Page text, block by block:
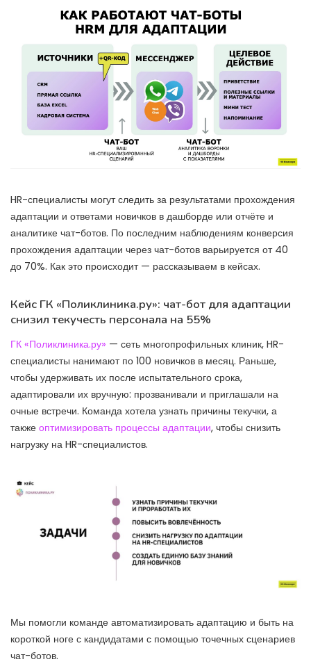
HR-специалисты могут следить за результатами прохождения
адаптации и ответами новичков в дашборде или отчёте и
аналитике чат-ботов. По последним наблюдениям конверсия
прохождения адаптации через чат-ботов варьируется от 40
до 70%. Как это происходит — рассказываем в кейсах.
Кейс ГК «Поликлиника.ру»: чат-бот для адаптации
снизил текучесть персонала на 55%
ГК «Поликлиника.ру» — сеть многопрофильных клиник, HR-
специалисты нанимают по 100 новичков в месяц. Раньше,
чтобы удерживать их после испытательного срока,
адаптировали их вручную: прозванивали и приглашали на
очные встречи. Команда хотела узнать причины текучки, а
также оптимизировать процессы адаптации, чтобы снизить
нагрузку на HR-специалистов.
Мы помогли команде автоматизировать адаптацию и быть на
короткой ноге с кандидатами с помощью точечных сценариев
чат-ботов.